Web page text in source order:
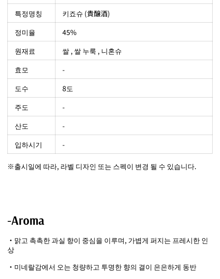
특정명칭
키죠슈 (貴醸酒)
정미율
45%
원재료
쌀 , 쌀 누룩 , 니혼슈
효모
-
도수
8도
주도
-
산도
-
입하시기
-
※출시일에 따라, 라벨 디자인 또는 스펙이 변경 될 수 있습니다.
-Aroma
・맑고 촉촉한 과실 향이 중심을 이루며, 가볍게 퍼지는 프레시한 인
상
・미네랄감에서 오는 청량하고 투명한 향의 결이 은은하게 동반